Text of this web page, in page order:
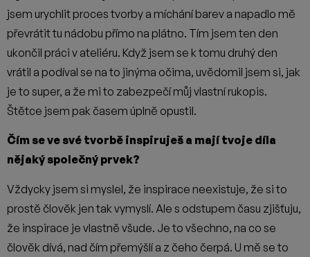
jsem urychlit proces tvorby a míchání barev a napadlo mě
převrátit tu nádobu přímo na plátno. Tím jsem ten den
ukončil práci v ateliéru. Když jsem se k tomu druhý den
vrátil a podíval se na to jinýma očima, uvědomil jsem si, jak
je to super, a že mi to zabezpečí můj vlastní rukopis.
Štětce jsem pak časem úplně opustil.
Čím se ve své tvorbě inspiruješ a mají tvoje díla
nějaký společný prvek?
Vždycky jsem si myslel, že inspirace neexistuje, že si to
prostě člověk jen tak vymyslí. Ale s odstupem času zjišťuju,
že inspirace je vlastně všude. Je to všechno, na co se
člověk dívá, nad čím přemýšlí a z čeho čerpá. U mě se to